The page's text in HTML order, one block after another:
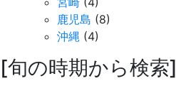
鹿児島 (8)
沖縄 (4)
[旬の時期から検索]